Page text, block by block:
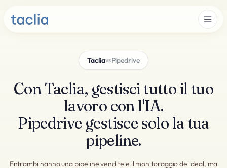
TacliavsPipedrive
Con Taclia, gestisci tutto il tuo
lavoro con l'IA.
Pipedrive gestisce solo la tua
pipeline.
Entrambi hanno una pipeline vendite e il monitoraggio dei deal, ma